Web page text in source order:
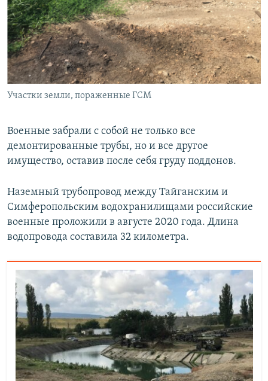
Участки земли, пораженные ГСМ
Военные забрали с собой не только все
демонтированные трубы, но и все другое
имущество, оставив после себя груду поддонов.
Наземный трубопровод между Тайганским и
Симферопольским водохранилищами российские
военные проложили в августе 2020 года. Длина
водопровода составила 32 километра.